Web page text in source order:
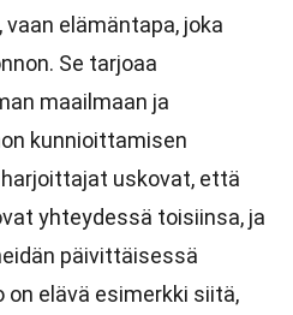
vaan elämäntapa, joka
Se tarjoaa
maailmaan ja
kunnioittamisen
uskovat, että
yhteydessä toisiinsa, ja
päivittäisessä
on elävä esimerkki siitä,